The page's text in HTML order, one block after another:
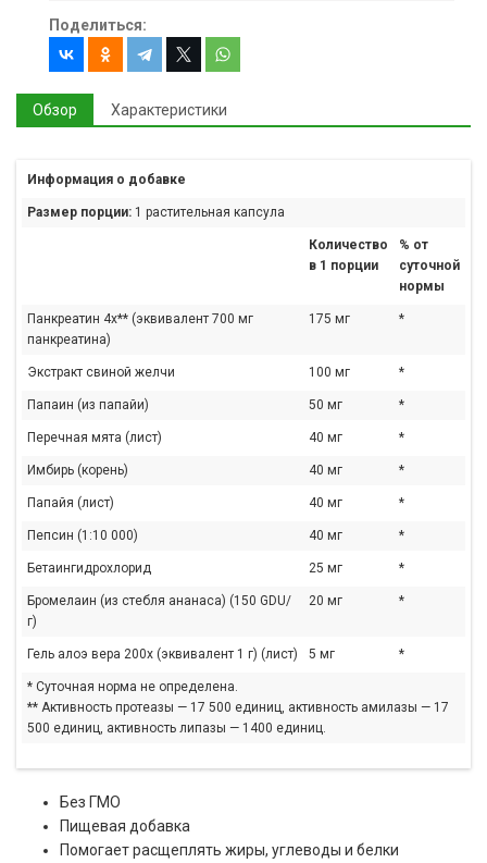
Поделиться:
Обзор Характеристики
Информация о добавке
Размер порции: 1 растительная капсула
Количество
в 1 порции
% от
суточной
нормы
Панкреатин 4x** (эквивалент 700 мг
панкреатина)
175 мг *
Экстракт свиной желчи 100 мг *
Папаин (из папайи) 50 мг *
Перечная мята (лист) 40 мг *
Имбирь (корень) 40 мг *
Папайя (лист) 40 мг *
Пепсин (1:10 000) 40 мг *
Бетаингидрохлорид 25 мг *
Бромелаин (из стебля ананаса) (150 GDU/
г)
20 мг *
Гель алоэ вера 200x (эквивалент 1 г) (лист) 5 мг *
* Суточная норма не определена.
** Активность протеазы — 17 500 единиц, активность амилазы — 17
500 единиц, активность липазы — 1400 единиц.
Без ГМО
Пищевая добавка
Помогает расщеплять жиры, углеводы и белки